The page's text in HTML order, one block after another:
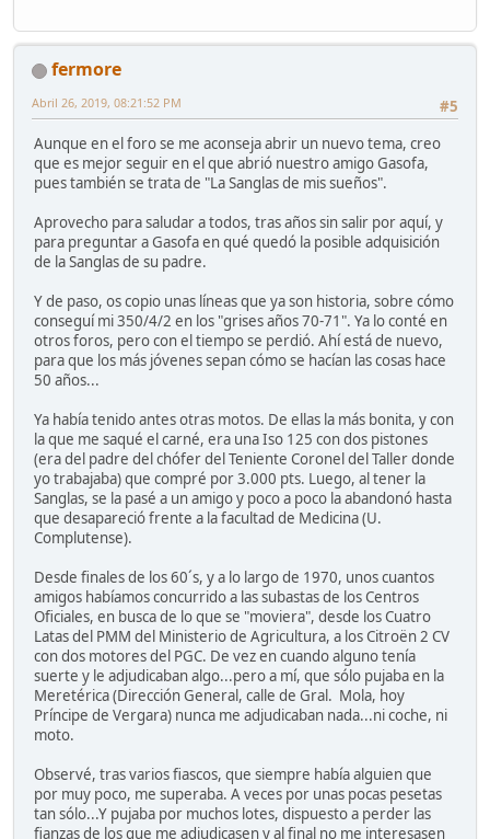
fermore
#5
Abril 26, 2019, 08:21:52 PM
Aunque en el foro se me aconseja abrir un nuevo tema, creo
que es mejor seguir en el que abrió nuestro amigo Gasofa,
pues también se trata de "La Sanglas de mis sueños".
Aprovecho para saludar a todos, tras años sin salir por aquí, y
para preguntar a Gasofa en qué quedó la posible adquisición
de la Sanglas de su padre.
Y de paso, os copio unas líneas que ya son historia, sobre cómo
conseguí mi 350/4/2 en los "grises años 70-71". Ya lo conté en
otros foros, pero con el tiempo se perdió. Ahí está de nuevo,
para que los más jóvenes sepan cómo se hacían las cosas hace
50 años...
Ya había tenido antes otras motos. De ellas la más bonita, y con
la que me saqué el carné, era una Iso 125 con dos pistones
(era del padre del chófer del Teniente Coronel del Taller donde
yo trabajaba) que compré por 3.000 pts. Luego, al tener la
Sanglas, se la pasé a un amigo y poco a poco la abandonó hasta
que desapareció frente a la facultad de Medicina (U.
Complutense).
Desde finales de los 60´s, y a lo largo de 1970, unos cuantos
amigos habíamos concurrido a las subastas de los Centros
Oficiales, en busca de lo que se "moviera", desde los Cuatro
Latas del PMM del Ministerio de Agricultura, a los Citroën 2 CV
con dos motores del PGC. De vez en cuando alguno tenía
suerte y le adjudicaban algo...pero a mí, que sólo pujaba en la
Meretérica (Dirección General, calle de Gral. Mola, hoy
Príncipe de Vergara) nunca me adjudicaban nada...ni coche, ni
moto.
Observé, tras varios fiascos, que siempre había alguien que
por muy poco, me superaba. A veces por unas pocas pesetas
tan sólo...Y pujaba por muchos lotes, dispuesto a perder las
fianzas de los que me adjudicasen y al final no me interesasen